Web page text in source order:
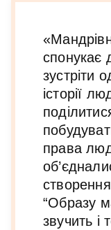
спонукає
зустріти
історії
права
“Образу
звучить і